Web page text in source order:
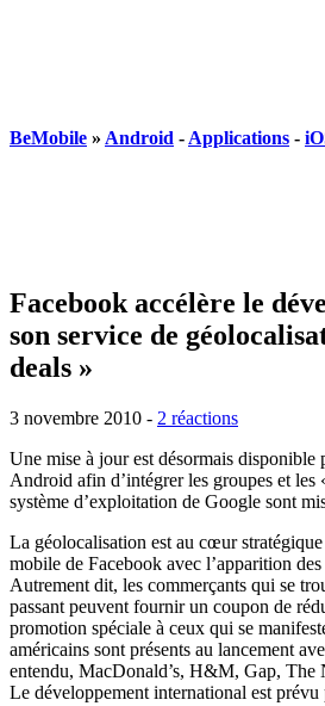
BeMobile » Android - Applications -
Facebook accélère le
son service de
deals »
3 novembre 2010 - 2 réactions
Une mise à jour est désormais disponible
Android afin d’intégrer les groupes et
système d’exploitation de Google sont
La géolocalisation est au cœur
mobile de Facebook avec l’apparition
Autrement dit, les commerçants qui se
passant peuvent fournir un coupon de
promotion spéciale à ceux qui se
américains sont présents au lancement
entendu, MacDonald’s, H&M, Gap, The
Le développement international est prévu